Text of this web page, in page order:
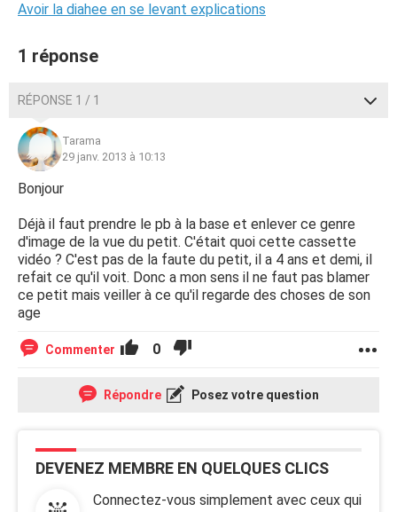
Avoir la diahee en se levant explications
1 réponse
RÉPONSE 1 / 1
Tarama
29 janv. 2013 à 10:13
Bonjour
Déjà il faut prendre le pb à la base et enlever ce genre
d'image de la vue du petit. C'était quoi cette cassette
vidéo ? C'est pas de la faute du petit, il a 4 ans et demi, il
refait ce qu'il voit. Donc a mon sens il ne faut pas blamer
ce petit mais veiller à ce qu'il regarde des choses de son
age
Commenter 0
Répondre Posez votre question
DEVENEZ MEMBRE EN QUELQUES CLICS
Connectez-vous simplement avec ceux qui